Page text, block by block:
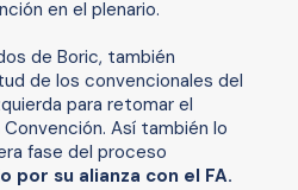
en el plenario.
de Boric, también
de los convencionales del
para retomar el
Así también lo
fase del proceso
por su alianza con el FA.